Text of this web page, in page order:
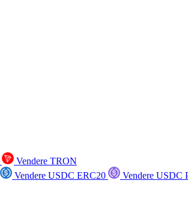
Vendere TRON
Vendere USDC ERC20
Vendere USDC